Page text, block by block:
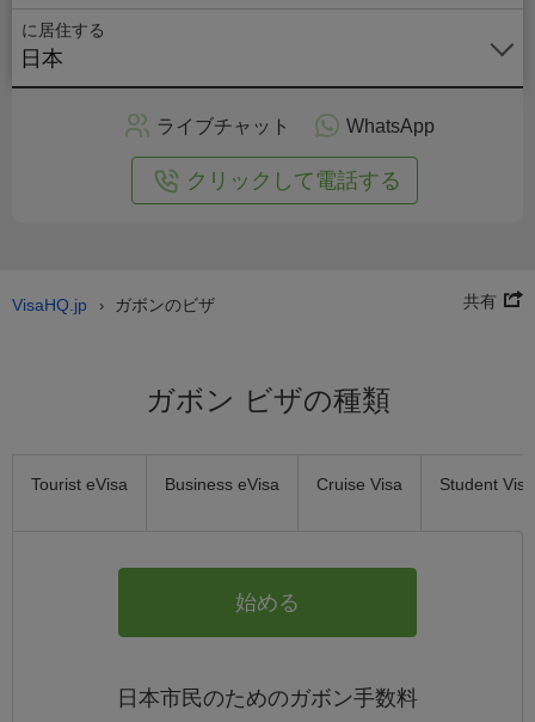
に居住する
日本
ン
ラ
イ
ン
ライブチャット WhatsApp
クリックして電話する
VisaHQ.jp › ガボンのビザ 共有
ガボン ビザの種類
Tourist eVisa Business eVisa Cruise Visa Student Visa
始める
日本市民のためのガボン手数料